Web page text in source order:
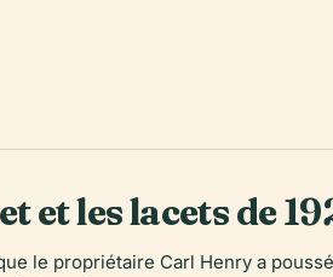
et les lacets de
le propriétaire Carl Henry a